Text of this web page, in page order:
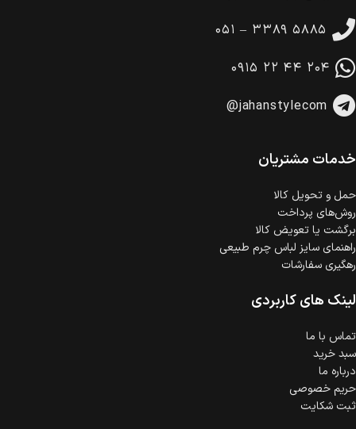
در هنگام خرید محصول، امکان انتخاب پرداخت در محل
وجود دارد.
خرید اقساطی با شرایط آسان و بدون ضامن امکان‌پذیر
است.
گارانتی معتبر برای تمامی محصولات ارائه می‌شود.
۰۵۱ – ۳۳۸۹ ۵۸۸۵
۰۹۱۵ ۲۲ ۴۴ ۲۰۴
@jahanstylecom
خدمات مشتریان
حمل‌ و تحویل کالا
روش‌های پرداخت
برگشت یا تعویض کالا
راهنمای سایز لباس چرم طبیعی
رهگیری سفارشات
لینک های کاربردی
تماس با ما
سبد خرید
درباره ما
حریم خصوصی
ثبت شکایت